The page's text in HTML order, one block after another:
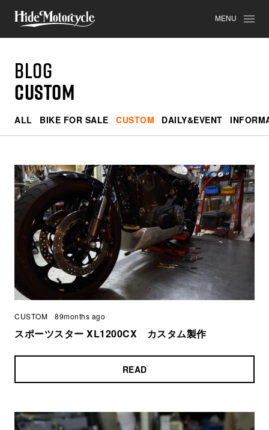
MENU
BLOG
CUSTOM
ALL BIKE FOR SALE CUSTOM DAILY&EVENT
CUSTOM 89months ago
スポーツスター XL1200CX カスタム製作
READ